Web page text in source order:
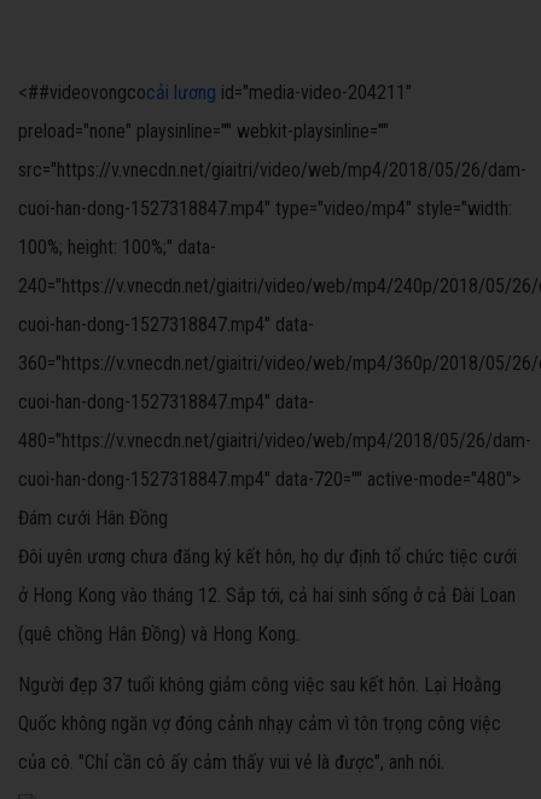
<##videovongcocải lương id="media-video-204211"
preload="none" playsinline="" webkit-playsinline=""
src="https://v.vnecdn.net/giaitri/video/web/mp4/2018/05/26/dam-
cuoi-han-dong-1527318847.mp4" type="video/mp4" style="width:
100%; height: 100%;" data-
240="https://v.vnecdn.net/giaitri/video/web/mp4/240p/2018/05/
cuoi-han-dong-1527318847.mp4" data-
360="https://v.vnecdn.net/giaitri/video/web/mp4/360p/2018/05/
cuoi-han-dong-1527318847.mp4" data-
480="https://v.vnecdn.net/giaitri/video/web/mp4/2018/05/26/dam-
cuoi-han-dong-1527318847.mp4" data-720="" active-mode="480">
Đám cưới Hân Đồng
Đôi uyên ương chưa đăng ký kết hôn, họ dự định tổ chức tiệc cưới
ở Hong Kong vào tháng 12. Sắp tới, cả hai sinh sống ở cả Đài Loan
(quê chồng Hân Đồng) và Hong Kong.
Người đẹp 37 tuổi không giảm công việc sau kết hôn. Lại Hoằng
Quốc không ngăn vợ đóng cảnh nhạy cảm vì tôn trọng công việc
của cô. "Chỉ cần cô ấy cảm thấy vui vẻ là được", anh nói.